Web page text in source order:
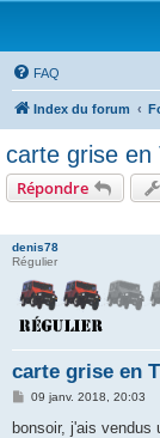
FAQ
Index du forum
carte grise en
Répondre
denis78
Régulier
carte grise en
M
s
09 janv. 2018, 20:03
bonsoir, j'ais vendus